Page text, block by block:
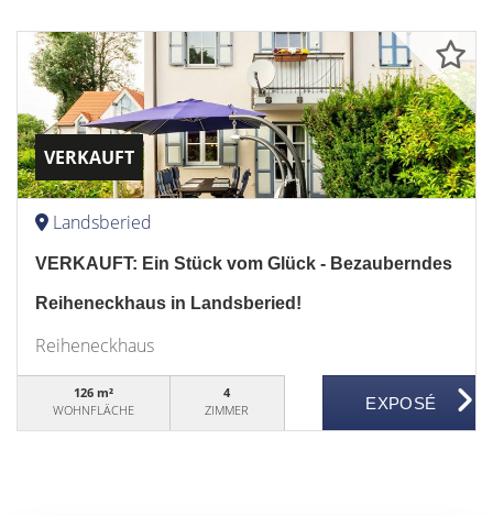
VERKAUFT
Landsberied
VERKAUFT: Ein Stück vom Glück - Bezauberndes
Reiheneckhaus in Landsberied!
Reiheneckhaus
126 m²
WOHNFLÄCHE
4
ZIMMER